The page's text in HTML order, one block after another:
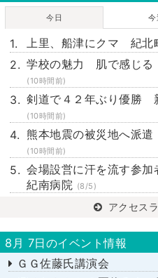
今日 今
上里、船津にクマ 紀
学校の魅力 肌で感じる
(10時間前)
剣道で４２年ぶり優勝
(10時間前)
熊本地震の被災地へ派
(10時間前)
会場設営に汗を流す参
紀南病院 (8/5)
アクセス
8月 7日のイベント情報
ＧＧ佐藤氏講演会